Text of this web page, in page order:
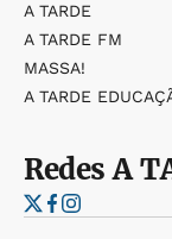
A TARDE
A TARDE FM
MASSA!
A TARDE
RedesA